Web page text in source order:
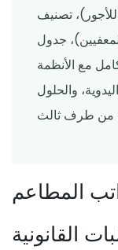
للأجور)، تصنيف
جدول
مع الأنظمة
والحلول
المطاعم
القانونية